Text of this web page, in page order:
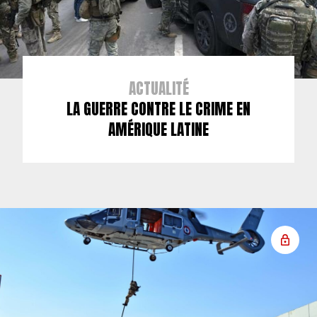
ACTUALITÉ
LA GUERRE CONTRE LE CRIME EN
AMÉRIQUE LATINE